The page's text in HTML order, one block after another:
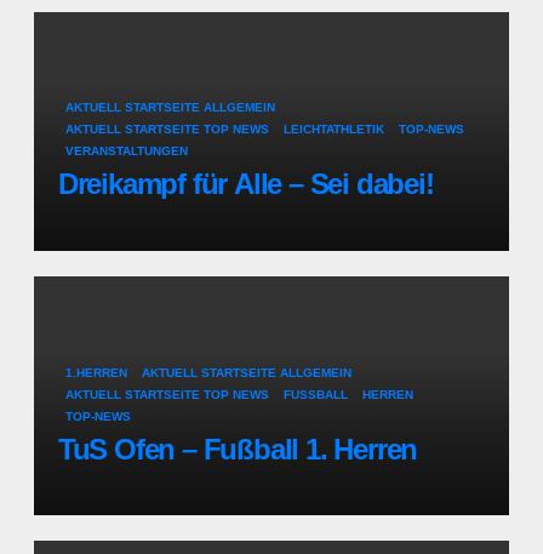
AKTUELL STARTSEITE ALLGEMEIN
AKTUELL STARTSEITE TOP NEWS
LEICHTATHLETIK
TOP-NEWS
VERANSTALTUNGEN
Dreikampf für Alle – Sei dabei!
1.HERREN
AKTUELL STARTSEITE ALLGEMEIN
AKTUELL STARTSEITE TOP NEWS
FUSSBALL
HERREN
TOP-NEWS
TuS Ofen – Fußball 1. Herren